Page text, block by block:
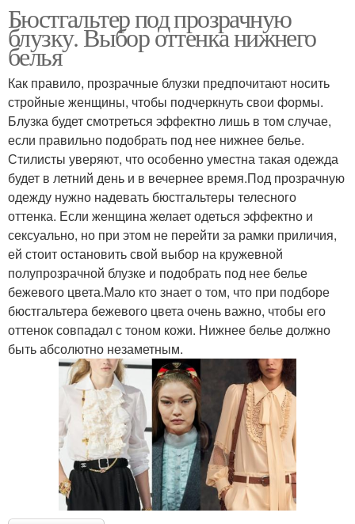
Бюстгальтер под прозрачную
блузку. Выбор оттенка нижнего
белья
Как правило, прозрачные блузки предпочитают носить
стройные женщины, чтобы подчеркнуть свои формы.
Блузка будет смотреться эффектно лишь в том случае,
если правильно подобрать под нее нижнее белье.
Стилисты уверяют, что особенно уместна такая одежда
будет в летний день и в вечернее время.Под прозрачную
одежду нужно надевать бюстгальтеры телесного
оттенка. Если женщина желает одеться эффектно и
сексуально, но при этом не перейти за рамки приличия,
ей стоит остановить свой выбор на кружевной
полупрозрачной блузке и подобрать под нее белье
бежевого цвета.Мало кто знает о том, что при подборе
бюстгальтера бежевого цвета очень важно, чтобы его
оттенок совпадал с тоном кожи. Нижнее белье должно
быть абсолютно незаметным.